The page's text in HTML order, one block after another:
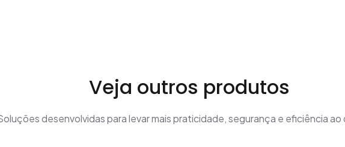
Veja outros produtos
desenvolvidas para levar mais praticidade, segurança e eficiência ao